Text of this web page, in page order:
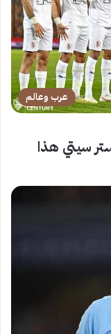
عرب وعالم
سيتي هذا